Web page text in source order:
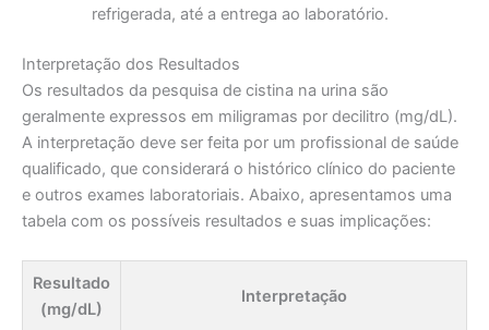
refrigerada, até a entrega ao laboratório.
Interpretação dos Resultados
Os resultados da pesquisa de cistina na urina são
geralmente expressos em miligramas por decilitro (mg/dL).
A interpretação deve ser feita por um profissional de saúde
qualificado, que considerará o histórico clínico do paciente
e outros exames laboratoriais. Abaixo, apresentamos uma
tabela com os possíveis resultados e suas implicações:
Resultado
(mg/dL)
Interpretação